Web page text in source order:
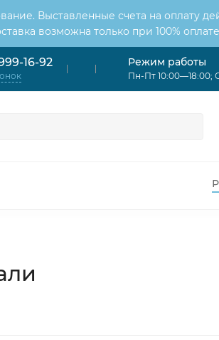
Выставленные счета на оплату
возможна только при 100%
16-92 Режим работы
Пн-Пт 10:00—18:00;